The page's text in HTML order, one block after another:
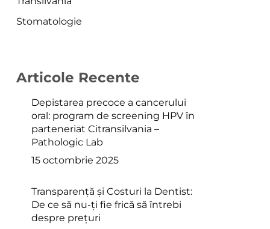
Stomatologie
Articole Recente
Depistarea precoce a cancerului
oral: program de screening HPV în
parteneriat Citransilvania –
Pathologic Lab
15 octombrie 2025
Transparență și Costuri la Dentist:
De ce să nu-ți fie frică să întrebi
despre prețuri